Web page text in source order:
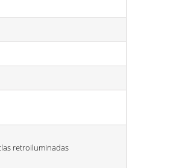
retroiluminadas